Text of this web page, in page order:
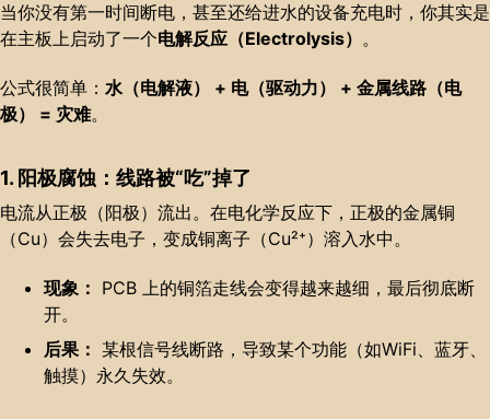
当你没有第一时间断电，甚至还给进水的设备充电时，你其实是
在主板上启动了一个电解反应（Electrolysis） 。
公式很简单： 水（电解液） + 电（驱动力） + 金属线路（电
极） = 灾难。
1. 阳极腐蚀：线路被“吃”掉了
电流从正极（阳极）流出。在电化学反应下，正极的金属铜
（Cu）会失去电子，变成铜离子（Cu²⁺）溶入水中。
现象： PCB 上的铜箔走线会变得越来越细，最后彻底断
开。
后果： 某根信号线断路，导致某个功能（如WiFi、蓝牙、
触摸）永久失效。